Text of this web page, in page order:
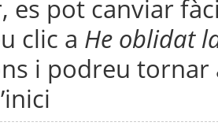
es pot canviar
clic a He oblidat
i podreu tornar